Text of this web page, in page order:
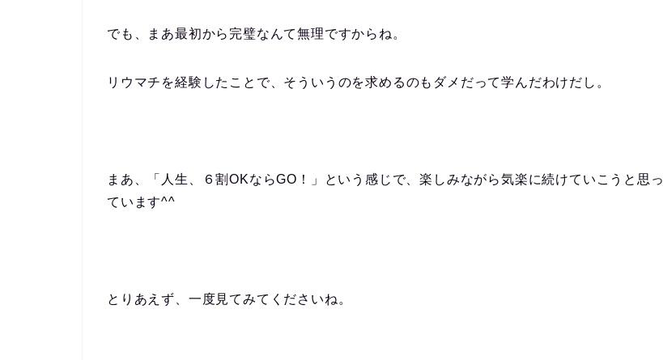
でも、まあ最初から完璧なんて無理ですからね。
リウマチを経験したことで、そういうのを求めるのもダメだって学んだわけだし。
まあ、「人生、６割OKならGO！」という感じで、楽しみながら気楽に続けていこうと思っ
ています^^
とりあえず、一度見てみてくださいね。